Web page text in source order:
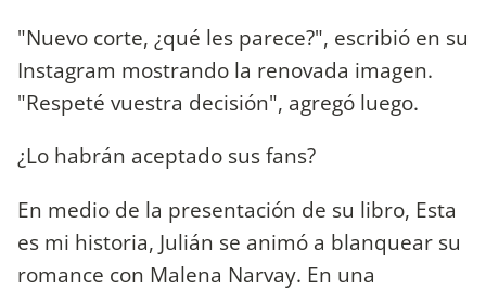
"Nuevo corte, ¿qué les parece?", escribió en su
Instagram mostrando la renovada imagen.
"Respeté vuestra decisión", agregó luego.
¿Lo habrán aceptado sus fans?
En medio de la presentación de su libro, Esta
es mi historia, Julián se animó a blanquear su
romance con Malena Narvay. En una